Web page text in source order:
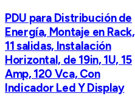
PDU para Distribución de
Energía, Montaje en Rack,
11 salidas, Instalación
Horizontal, de 19in, 1U, 15
Amp, 120 Vca, Con
Indicador Led Y Display